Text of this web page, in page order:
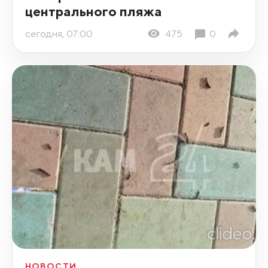
центрального пляжа
сегодня, 07:00 475 0